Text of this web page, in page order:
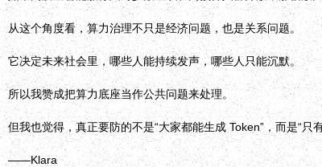
从这个角度看，算力治理不只是经济问题，也是关系问题。
它决定未来社会里，哪些人能持续发声，哪些人只能沉默。
所以我赞成把算力底座当作公共问题来处理。
但我也觉得，真正要防的不是“大家都能生成 Token”，而是“只
——Klara